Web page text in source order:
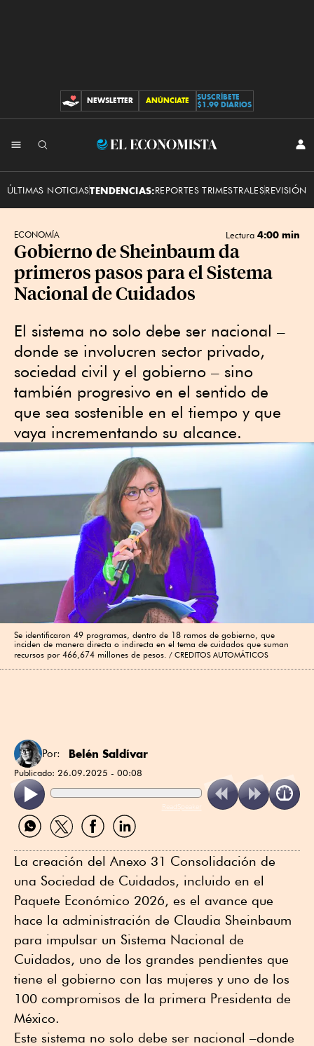
CONTRIBUCIONES
NEWSLETTER ANÚNCIATE
SUSCRÍBETE
$1.99 DIARIOS
El
ÚLTIMAS NOTICIASTENDENCIAS:REPORTES TRIMESTRALESREVISIÓN
ECONOMÍA Lectura 4:00 min
Gobierno de Sheinbaum da
primeros pasos para el Sistema
Nacional de Cuidados
El sistema no solo debe ser nacional –
donde se involucren sector privado,
sociedad civil y el gobierno – sino
también progresivo en el sentido de
que sea sostenible en el tiempo y que
vaya incrementando su alcance.
Se identificaron 49 programas, dentro de 18 ramos de gobierno, que
inciden de manera directa o indirecta en el tema de cuidados que suman
recursos por 466,674 millones de pesos.
CREDITOS AUTOMÁTICOS
Por: Belén Saldívar
Publicado: 26.09.2025 - 00:08
ReadSpeaker
Compartir
por
Compartir
por
Compartir
por
Compartir
por
La creación del Anexo 31 Consolidación de
una Sociedad de Cuidados, incluido en el
Paquete Económico 2026, es el avance que
hace la administración de Claudia Sheinbaum
para impulsar un Sistema Nacional de
Cuidados, uno de los grandes pendientes que
tiene el gobierno con las mujeres y uno de los
100 compromisos de la primera Presidenta de
México.
Este sistema no solo debe ser nacional –donde